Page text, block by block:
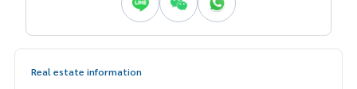
Real estate information